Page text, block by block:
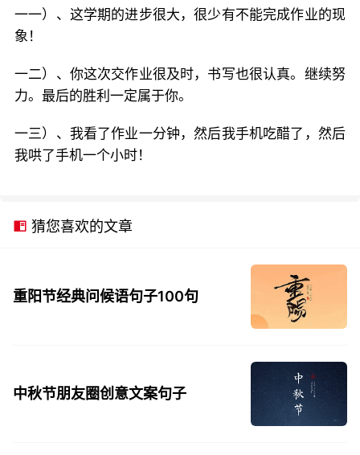
一一）、这学期的进步很大，很少有不能完成作业的现
象！
一二）、你这次交作业很及时，书写也很认真。继续努
力。最后的胜利一定属于你。
一三）、我看了作业一分钟，然后我手机吃醋了，然后
我哄了手机一个小时！
猜您喜欢的文章
重阳节经典问候语句子100句
中秋节朋友圈创意文案句子